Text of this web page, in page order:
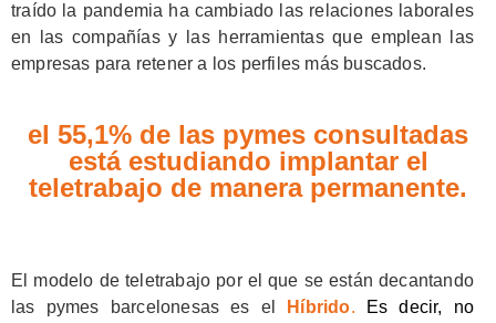
traído la pandemia ha cambiado las relaciones laborales
en las compañías y las herramientas que emplean las
empresas para retener a los perfiles más buscados.
el 55,1% de las pymes consultadas
está estudiando implantar el
teletrabajo de manera permanente.
El modelo de teletrabajo por el que se están decantando
las pymes barcelonesas es el
Híbrido.
Es decir, no